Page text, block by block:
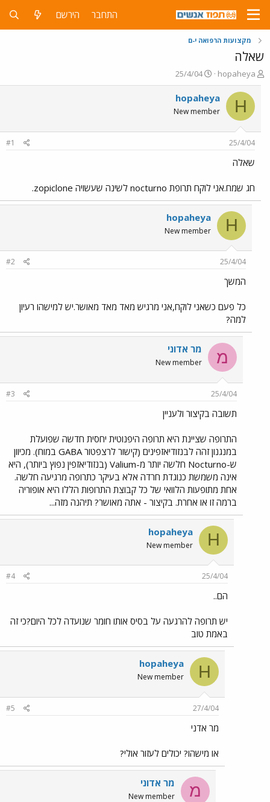
התחבר הירשם
מקצועות הרפואה י-ם
שאלה
פ
ו
ת
ח
ה
ש
א
hopaheya
פ
ו
ר
ם
25/4/04
H
hopaheya
New member
25/4/04
#1
שאלה
חג שמח.אני לוקח תרופת nocturno לשינה שעשויה zopiclone.
H
hopaheya
New member
25/4/04
#2
המשך
כל פעם כשאני לוקח,אני מרגיש מאד מאד מאושר.יש למישהו רעיון
למה?
מ מר אדוני
New member
25/4/04
#3
תשובה בקיצור ולעניין
התרופה שציינת היא תרופה היפנוטית יחסית חדשה שפועלת
במנגנון זהה לבנזודיאזפינים (קישור לרצפטור GABA במוח). מכיוון
ש-Nocturno חלשה יותר מ-Valium (בנזודיאזפין נפוץ ביותר), היא
אינה משמשת כנוגדת חרדה אלא בעיקר כתרופה מרגיעה חלשה.
אחת מתופעות הלוואי של כל קבוצת התרופות הללו היא אופוריה
ברמה זו או אחרת. בקיצור - אתה מאושר? תיהנה מזה...
H
hopaheya
New member
25/4/04
#4
הם..
יש תרופה להרגעה על בסיס אותו חומר שנועדה לכל היום?כי זה
באמת טוב
H
hopaheya
New member
27/4/04
#5
מר אדני
או מישהו? יכולים לעזור אולי?
מ מר אדוני
New member